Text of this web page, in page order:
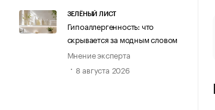
ЗЕЛЁНЫЙ ЛИСТ
Гипоаллергенность: что
скрывается за модным словом
Мнение эксперта
8 августа 2026